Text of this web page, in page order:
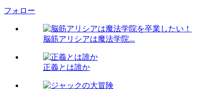
フォロー
脳筋アリシアは魔法学院...
正義とは誰か